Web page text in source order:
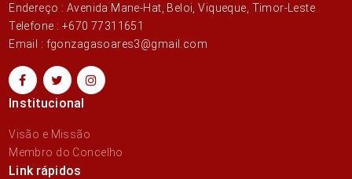
Endereço : Avenida Mane-Hat, Beloi, Viqueque, Timor-Leste
Telefone : +670 77311651
Email : fgonzagasoares3@gmail.com
Institucional
Visão e Missão
Membro do Concelho
Link rápidos